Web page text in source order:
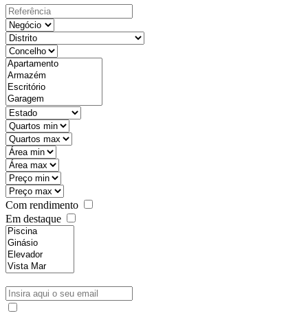
Com rendimento
Em destaque